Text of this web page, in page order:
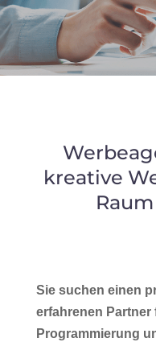
kreative
Sie suchen einen
erfahrenen Partner
Programmierung